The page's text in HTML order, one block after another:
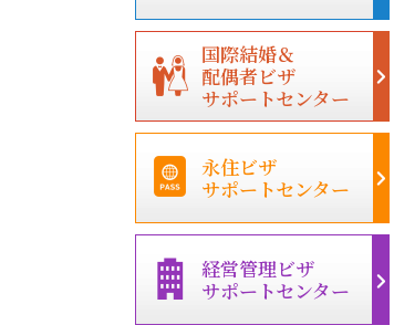
国際結婚＆
配偶者ビザ
サポートセンター
永住ビザ
サポートセンター
経営管理ビザ
サポートセンター